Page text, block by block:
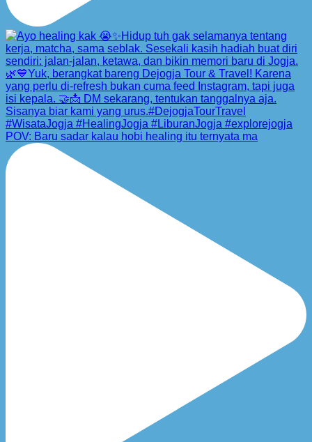
POV: Baru sadar kalau hobi healing itu ternyata ma